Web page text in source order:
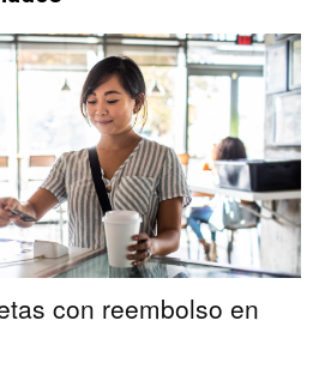
con reembolso en